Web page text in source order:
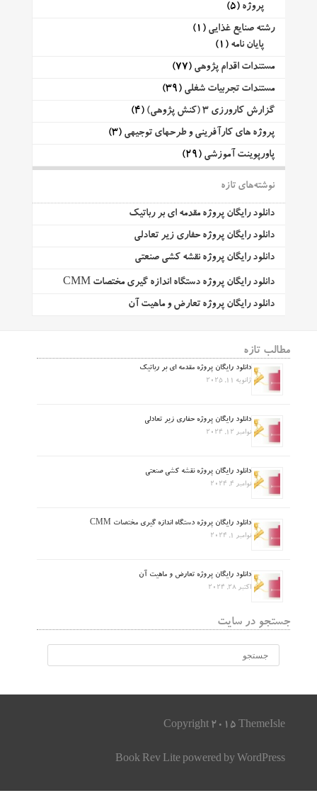
پروژه (5)
رشته صنایع غذایی (1)
پایان نامه (1)
مستندات اقدام پژوهی (77)
مستندات تجربیات شغلی (39)
گزارش کارورزی 3 (کنش پژوهی)
(4)
پروژه های کارآفرینی و طرحهای توجیهی (3)
پاورپوینت آموزشی (29)
نوشته‌های تازه
دانلود رایگان پروژه مقدمه ای بر رباتیک
دانلود رایگان پروژه حفاری زیر تعادلی
دانلود رایگان پروژه نقشه کشی صنعتی
دانلود رایگان پروژه دستگاه اندازه گیری مختصات CMM
دانلود رایگان پروژه تعارض و ماهیت آن
مطالب تازه
دانلود رایگان پروژه مقدمه ای بر رباتیک
ژانویه 11, 2025
دانلود رایگان پروژه حفاری زیر تعادلی
نوامبر 12, 2024
دانلود رایگان پروژه نقشه کشی صنعتی
نوامبر 4, 2024
دانلود رایگان پروژه دستگاه اندازه گیری مختصات CMM
نوامبر 1, 2024
دانلود رایگان پروژه تعارض و ماهیت آن
اکتبر 28, 2024
جستجو در سایت
Copyright 2015 ThemeIsle
Book Rev Lite powered by WordPress